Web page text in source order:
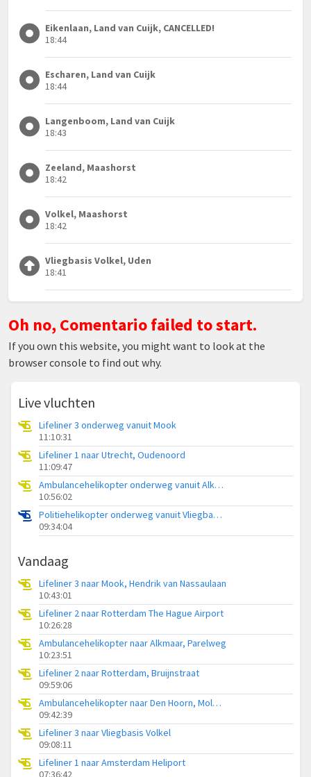
Eikenlaan, Land van Cuijk, CANCELLED!
18:44
Escharen, Land van Cuijk
18:44
Langenboom, Land van Cuijk
18:43
Zeeland, Maashorst
18:42
Volkel, Maashorst
18:42
Vliegbasis Volkel, Uden
18:41
Oh no, Comentario failed to start.
If you own this website, you might want to look at the
browser console to find out why.
Live vluchten
Lifeliner 3 onderweg vanuit Mook
11:10:31
Lifeliner 1 naar Utrecht, Oudenoord
11:09:47
Ambulancehelikopter onderweg vanuit Alkmaar
10:56:02
Politiehelikopter onderweg vanuit Vliegbasis Volkel
09:34:04
Vandaag
Lifeliner 3 naar Mook, Hendrik van Nassaulaan
10:43:01
Lifeliner 2 naar Rotterdam The Hague Airport
10:26:28
Ambulancehelikopter naar Alkmaar, Parelweg
10:23:51
Lifeliner 2 naar Rotterdam, Bruijnstraat
09:59:06
Ambulancehelikopter naar Den Hoorn, Molwerk
09:42:39
Lifeliner 3 naar Vliegbasis Volkel
09:08:11
Lifeliner 1 naar Amsterdam Heliport
07:36:42